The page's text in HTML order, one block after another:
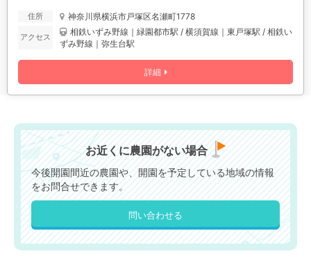
詳細
住所 神奈川県横浜市戸塚区名瀬町1778
アクセス 相鉄いずみ野線｜緑園都市駅 / 横須賀線｜東戸塚駅 / 相鉄い
ずみ野線｜弥生台駅
お近くに農園がない場合
今後開園間近の農園や、開園を予定している地域の情報
をお問合せできます。
問い合わせる